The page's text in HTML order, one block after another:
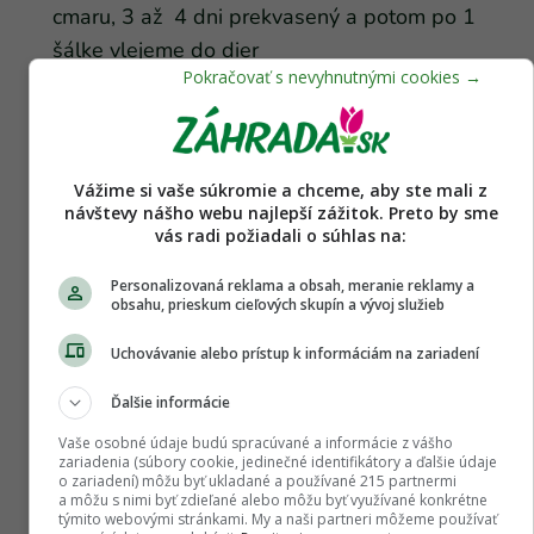
cmaru, 3 až 4 dni prekvasený a potom po 1
šálke vlejeme do dier
Pasce a sklopce na rastlinožravé hlodavce
Pred použitím ich potrieme hlinou a necháme 1
deň vonku „napáchnuť prírodou“ (aby náš pach
neodpudzoval škodcov). Pri manipulácii s nimi
Vážime si vaše súkromie a chceme, aby ste mali z
návštevy nášho webu najlepší zážitok. Preto by sme
vás radi požiadali o súhlas na:
Personalizovaná reklama a obsah, meranie reklamy a
obsahu, prieskum cieľových skupín a vývoj služieb
Uchovávanie alebo prístup k informáciám na zariadení
Ďalšie informácie
Vaše osobné údaje budú spracúvané a informácie z vášho
zariadenia (súbory cookie, jedinečné identifikátory a ďalšie údaje
o zariadení) môžu byť ukladané a používané 215 partnermi
a môžu s nimi byť zdieľané alebo môžu byť využívané konkrétne
týmito webovými stránkami. My a naši partneri môžeme používať